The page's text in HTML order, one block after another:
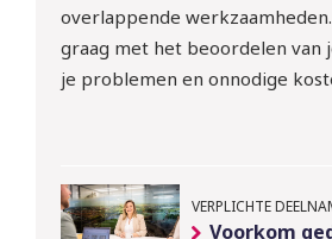
overlappende
graag met het beoordelen van
je problemen en onnodige
VERPLICHTE
Voorkom